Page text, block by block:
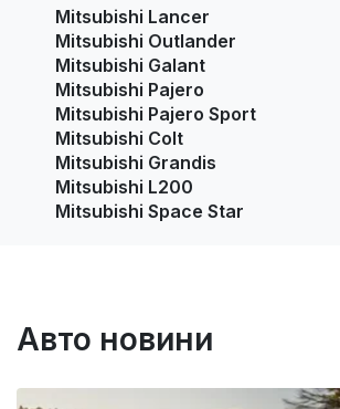
Mitsubishi Lancer
Mitsubishi Outlander
Mitsubishi Galant
Mitsubishi Pajero
Mitsubishi Pajero Sport
Mitsubishi Colt
Mitsubishi Grandis
Mitsubishi L200
Mitsubishi Space Star
Авто новини